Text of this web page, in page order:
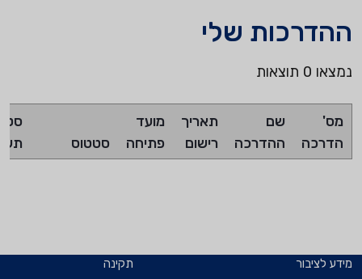
ההדרכות שלי
נמצאו 0 תוצאות
מס'
הדרכה
שם
ההדרכה
תאריך
רישום
מועד
פתיחה
סטטוס
מידע לציבור תקינה